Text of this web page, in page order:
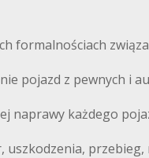
formalnościach
pojazd z pewnych i
naprawy każdego
uszkodzenia,